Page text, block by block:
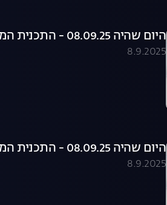
היום שהיה 08.09.25 - התכנית המלאה
8.9.2025
היום שהיה 08.09.25 - התכנית המלאה
8.9.2025